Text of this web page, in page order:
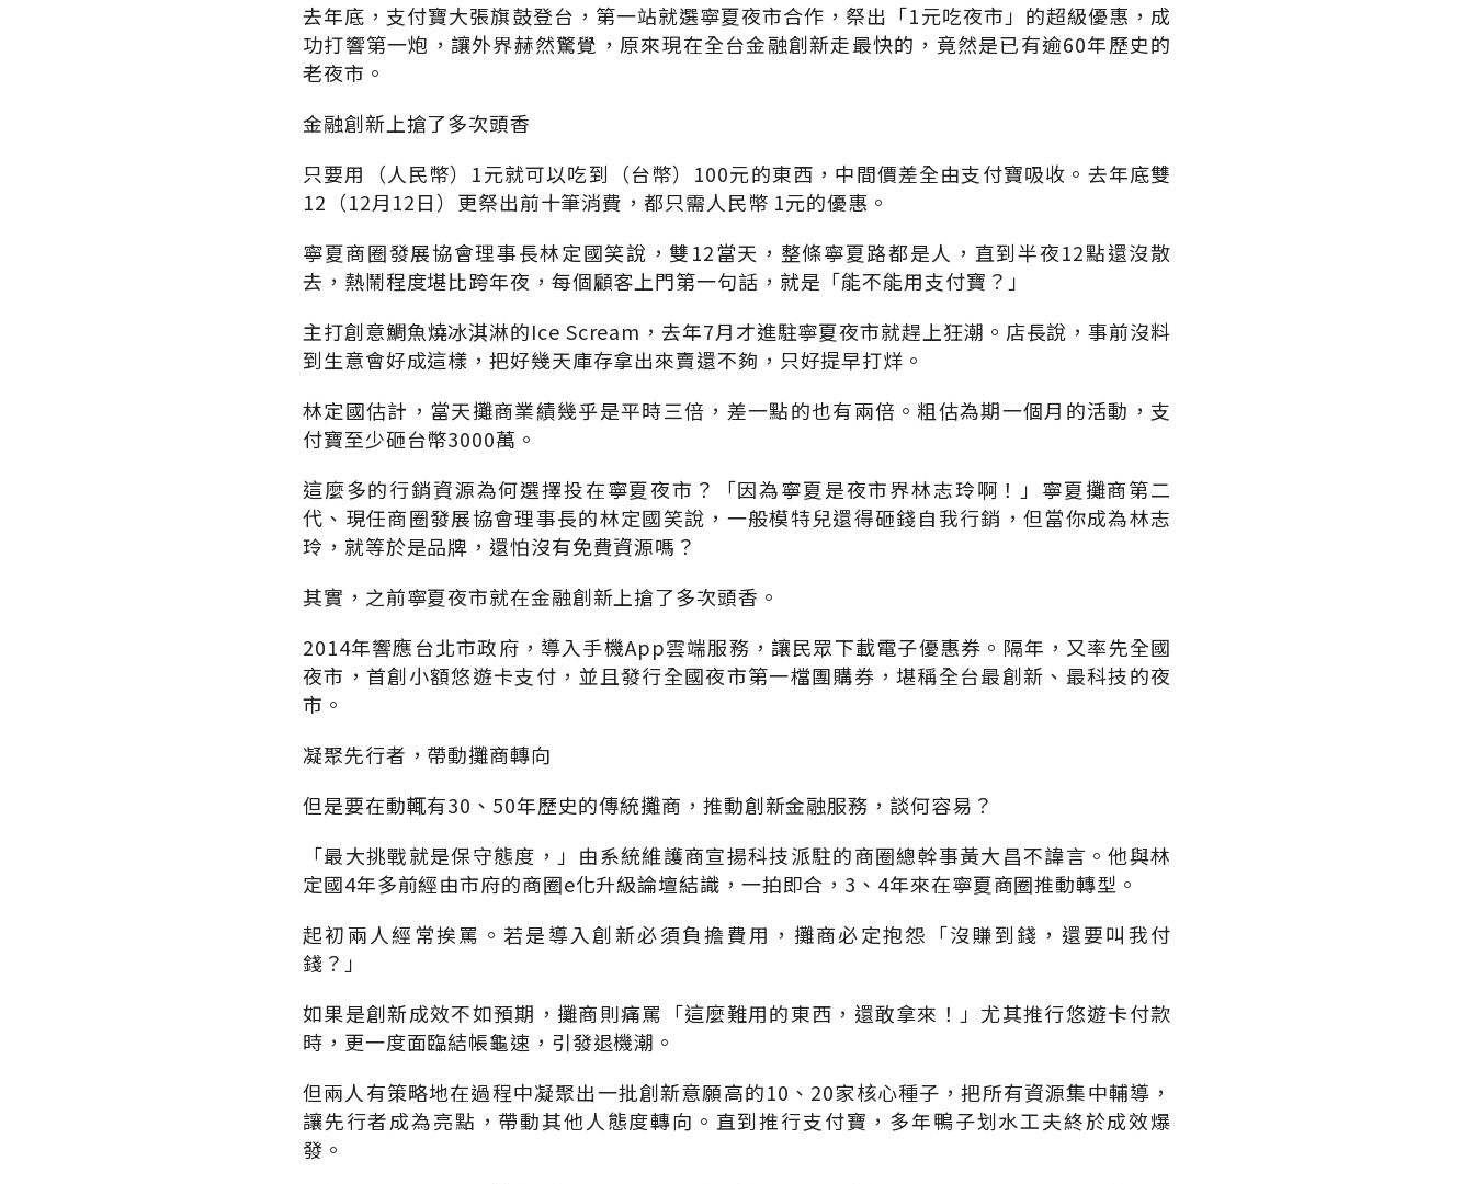
去年底，支付寶大張旗鼓登台，第一站就選寧夏夜市合作，祭出「1元吃夜市」的超級優惠，成
功打響第一炮，讓外界赫然驚覺，原來現在全台金融創新走最快的，竟然是已有逾60年歷史的
老夜市。
金融創新上搶了多次頭香
只要用（人民幣）1元就可以吃到（台幣）100元的東西，中間價差全由支付寶吸收。去年底雙
12（12月12日）更祭出前十筆消費，都只需人民幣 1元的優惠。
寧夏商圈發展協會理事長林定國笑說，雙12當天，整條寧夏路都是人，直到半夜12點還沒散
去，熱鬧程度堪比跨年夜，每個顧客上門第一句話，就是「能不能用支付寶？」
主打創意鯛魚燒冰淇淋的Ice Scream，去年7月才進駐寧夏夜市就趕上狂潮。店長說，事前沒料
到生意會好成這樣，把好幾天庫存拿出來賣還不夠，只好提早打烊。
林定國估計，當天攤商業績幾乎是平時三倍，差一點的也有兩倍。粗估為期一個月的活動，支
付寶至少砸台幣3000萬。
這麼多的行銷資源為何選擇投在寧夏夜市？「因為寧夏是夜市界林志玲啊！」寧夏攤商第二
代、現任商圈發展協會理事長的林定國笑說，一般模特兒還得砸錢自我行銷，但當你成為林志
玲，就等於是品牌，還怕沒有免費資源嗎？
其實，之前寧夏夜市就在金融創新上搶了多次頭香。
2014年響應台北市政府，導入手機App雲端服務，讓民眾下載電子優惠券。隔年，又率先全國
夜市，首創小額悠遊卡支付，並且發行全國夜市第一檔團購券，堪稱全台最創新、最科技的夜
市。
凝聚先行者，帶動攤商轉向
但是要在動輒有30、50年歷史的傳統攤商，推動創新金融服務，談何容易？
「最大挑戰就是保守態度，」由系統維護商宣揚科技派駐的商圈總幹事黃大昌不諱言。他與林
定國4年多前經由市府的商圈e化升級論壇結識，一拍即合，3、4年來在寧夏商圈推動轉型。
起初兩人經常挨罵。若是導入創新必須負擔費用，攤商必定抱怨「沒賺到錢，還要叫我付
錢？」
如果是創新成效不如預期，攤商則痛罵「這麼難用的東西，還敢拿來！」尤其推行悠遊卡付款
時，更一度面臨結帳龜速，引發退機潮。
但兩人有策略地在過程中凝聚出一批創新意願高的10、20家核心種子，把所有資源集中輔導，
讓先行者成為亮點，帶動其他人態度轉向。直到推行支付寶，多年鴨子划水工夫終於成效爆
發。